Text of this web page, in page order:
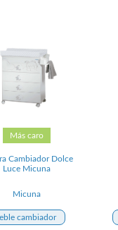
Más caro
Cambiador Dolce
Luce Micuna
Micuna
cambiador